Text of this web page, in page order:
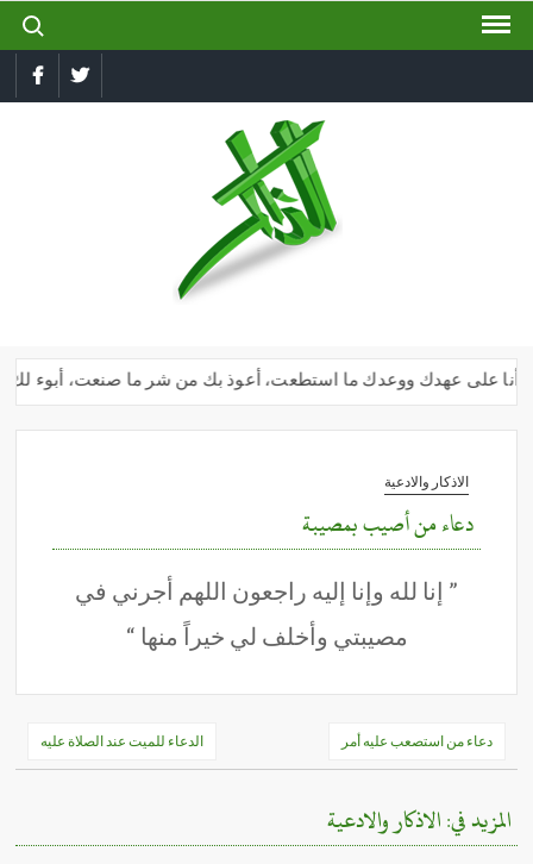
Skip
for:
Twitter
وأنا على عهدك ووعدك ما استطعت، أعوذ بك من شر ما صنعت، أبوء لك
الاذكار والادعية
دعاء من أصيب بمصيبة
” إنا لله وإنا إليه راجعون اللهم أجرني في
مصيبتي وأخلف لي خيراً منها “
تصفّح
المقالات
دعاء من استصعب عليه أمر الدعاء للميت عند الصلاة عليه
المزيد في: الاذكار والادعية